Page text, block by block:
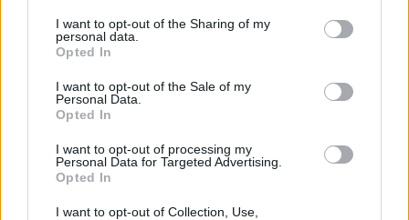
I want to opt-out of the Sharing of my
personal data.
Opted In
I want to opt-out of the Sale of my
Personal Data.
Opted In
I want to opt-out of processing my
Personal Data for Targeted Advertising.
Opted In
I want to opt-out of Collection, Use,
N
J E
A J
A R E N
A